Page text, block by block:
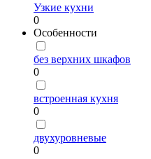
Узкие кухни
0
Особенности
без верхних шкафов
0
встроенная кухня
0
двухуровневые
0